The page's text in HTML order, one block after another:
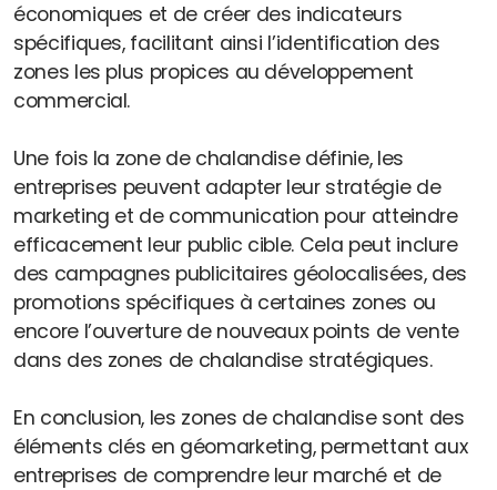
économiques et de créer des indicateurs
spécifiques, facilitant ainsi l’identification des
zones les plus propices au développement
commercial.
Une fois la zone de chalandise définie, les
entreprises peuvent adapter leur stratégie de
marketing et de communication pour atteindre
efficacement leur public cible. Cela peut inclure
des campagnes publicitaires géolocalisées, des
promotions spécifiques à certaines zones ou
encore l’ouverture de nouveaux points de vente
dans des zones de chalandise stratégiques.
En conclusion, les zones de chalandise sont des
éléments clés en géomarketing, permettant aux
entreprises de comprendre leur marché et de